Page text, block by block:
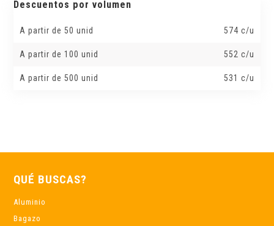
Descuentos por volumen
A partir de 50 unid 574 c/u
A partir de 100 unid 552 c/u
A partir de 500 unid 531 c/u
QUÉ BUSCAS?
Aluminio
Bagazo